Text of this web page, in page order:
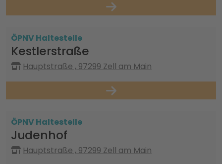
ÖPNV Haltestelle
Kestlerstraße
Hauptstraße , 97299 Zell am Main
ÖPNV Haltestelle
Judenhof
Hauptstraße , 97299 Zell am Main